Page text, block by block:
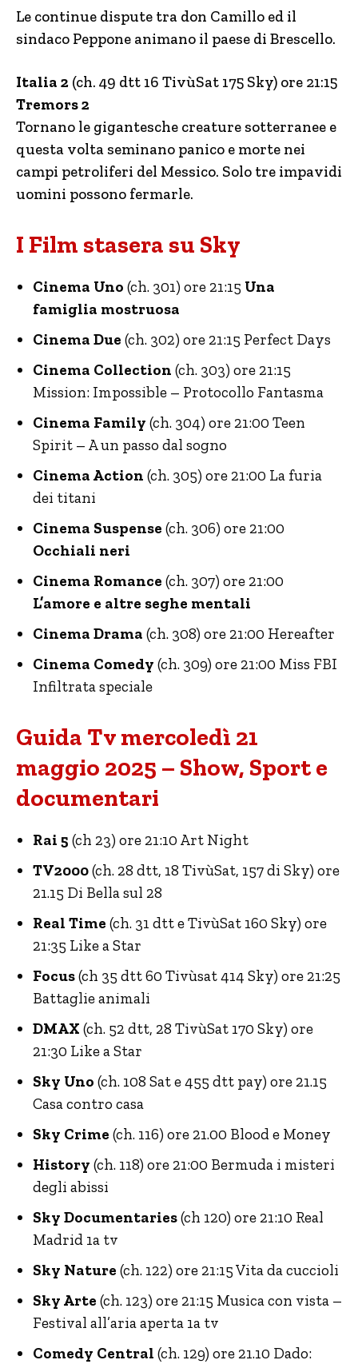
Le continue dispute tra don Camillo ed il
sindaco Peppone animano il paese di Brescello.
Italia 2 (ch. 49 dtt 16 TivùSat 175 Sky) ore 21:15
Tremors 2
Tornano le gigantesche creature sotterranee e
questa volta seminano panico e morte nei
campi petroliferi del Messico. Solo tre impavidi
uomini possono fermarle.
I Film stasera su Sky
Cinema Uno (ch. 301) ore 21:15 Una
famiglia mostruosa
Cinema Due (ch. 302) ore 21:15 Perfect Days
Cinema Collection (ch. 303) ore 21:15
Mission: Impossible – Protocollo Fantasma
Cinema Family (ch. 304) ore 21:00 Teen
Spirit – A un passo dal sogno
Cinema Action (ch. 305) ore 21:00 La furia
dei titani
Cinema Suspense (ch. 306) ore 21:00
Occhiali neri
Cinema Romance (ch. 307) ore 21:00
L’amore e altre seghe mentali
Cinema Drama (ch. 308) ore 21:00 Hereafter
Cinema Comedy (ch. 309) ore 21:00 Miss FBI
Infiltrata speciale
Guida Tv mercoledì 21
maggio 2025 – Show, Sport e
documentari
Rai 5 (ch 23) ore 21:10 Art Night
TV2000(ch. 28 dtt, 18 TivùSat, 157 di Sky) ore
21.15 Di Bella sul 28
Real Time (ch. 31 dtt e TivùSat 160 Sky) ore
21:35 Like a Star
Focus(ch 35 dtt 60 Tivùsat 414 Sky) ore 21:25
Battaglie animali
DMAX (ch. 52 dtt, 28 TivùSat 170 Sky) ore
21:30 Like a Star
Sky Uno (ch. 108 Sat e 455 dtt pay) ore 21.15
Casa contro casa
Sky Crime (ch. 116) ore 21.00 Blood e Money
History (ch. 118) ore 21:00 Bermuda i misteri
degli abissi
Sky Documentaries(ch 120) ore 21:10 Real
Madrid 1a tv
Sky Nature (ch. 122) ore 21:15 Vita da cuccioli
Sky Arte (ch. 123) ore 21:15 Musica con vista –
Festival all’aria aperta 1a tv
Comedy Central (ch. 129) ore 21.10 Dado: